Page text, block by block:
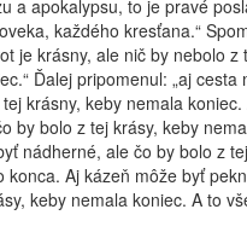
a apokalypsu, to je pravé
každého kresťana.“
je krásny, ale nič by nebolo z
Ďalej pripomenul: „aj
krásny, keby nemala
by bolo z tej krásy, keby
nádherné, ale čo by bolo z
konca. Aj kázeň môže byť
keby nemala koniec. A to